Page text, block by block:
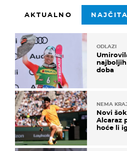
AKTUALNO
ODLAZI
doba
NEMA
Novi
Alcaraz
hoće li